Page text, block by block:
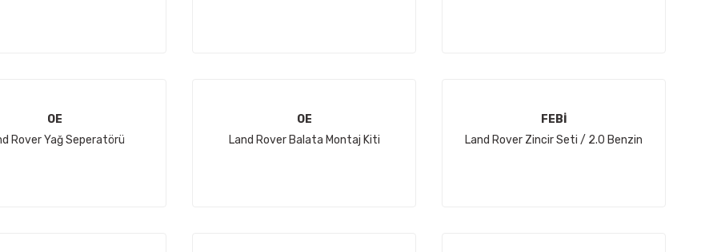
OE
Rover Yağ Seperatörü
OE
Land Rover Balata Montaj Kiti
FEBİ
Land Rover Zincir Seti / 2.0 Benzin